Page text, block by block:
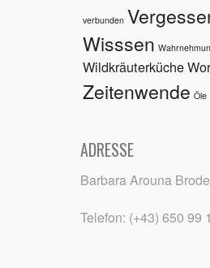
verbunden
Wisssen
Wildkräuterküche
Zeitenwende Öle
ADRESSE
Barbara Arouna
Telefon: (+43) 650 99